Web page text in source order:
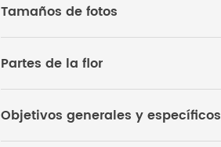
Tamaños de fotos
Partes de la flor
Objetivos generales y específicos